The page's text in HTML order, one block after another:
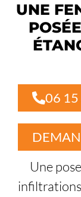
UNE
06
Une